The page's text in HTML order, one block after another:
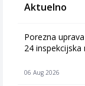
Aktuelno
Porezna
24 inspekcijska
06 Aug 2026